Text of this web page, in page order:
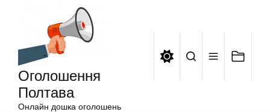
Оголошення
Полтава
Онлайн дошка оголошень